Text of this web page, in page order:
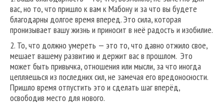
вас, но то, что пришло к вам к Мабону и за что вы будете
благодарны долгое время вперед. Это сила, которая
пронизывает вашу жизнь и приносит в неё радость и изобилие.
2. То, что должно умереть — это то, что давно отжило свое,
мешает вашему развитию и держит вас в прошлом. Это
может быть привычка, отношения или мысли, за что иногда
цепляешься из последних сил, не замечая его вредоносности.
Пришло время отпустить это и сделать шаг вперёд,
освободив место для нового.